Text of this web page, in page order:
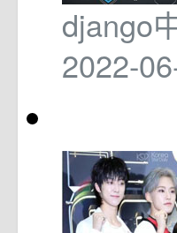
django
2022-